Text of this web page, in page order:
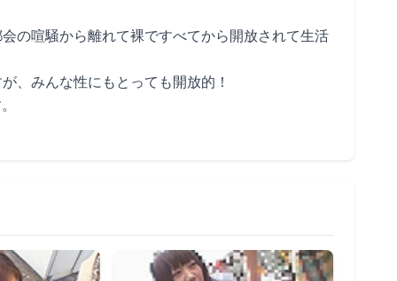
の喧騒から離れて裸ですべてから開放されて生活
、みんな性にもとっても開放的！